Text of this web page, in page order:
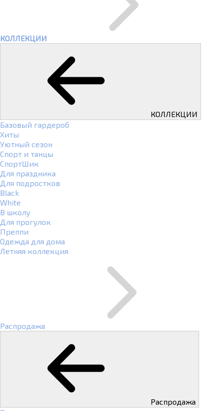
КОЛЛЕКЦИИ
КОЛЛЕКЦИИ
Базовый гардероб
Хиты
Уютный сезон
Спорт и танцы
СпортШик
Для праздника
Для подростков
Black
White
В школу
Для прогулок
Преппи
Одежда для дома
Летняя коллекция
Распродажа
Распродажа